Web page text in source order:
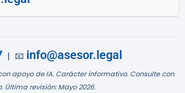
| 📧 info@asesor.legal
apoyo de IA. Carácter informativo. Consulte con
revisión: Mayo 2026.